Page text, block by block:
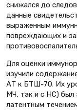
снижался до
данные
выраженным
повреждающих и
Для оценки
изучили
АТ к БТШ-70. Их
МЧ, так и с НС) был
латентным